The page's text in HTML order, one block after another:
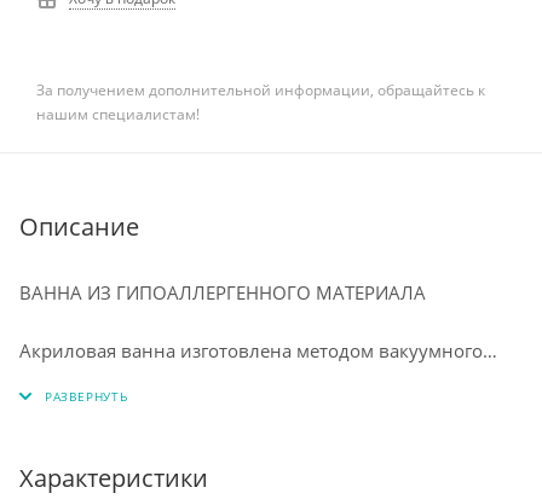
За получением дополнительной информации, обращайтесь к
нашим специалистам!
Описание
ВАННА ИЗ ГИПОАЛЛЕРГЕННОГО МАТЕРИАЛА
Акриловая ванна изготовлена методом вакуумного
акрилового листа ПММА. Технология производства
долговечность. Приятная на ощупь, тёплая структура
Характеристики